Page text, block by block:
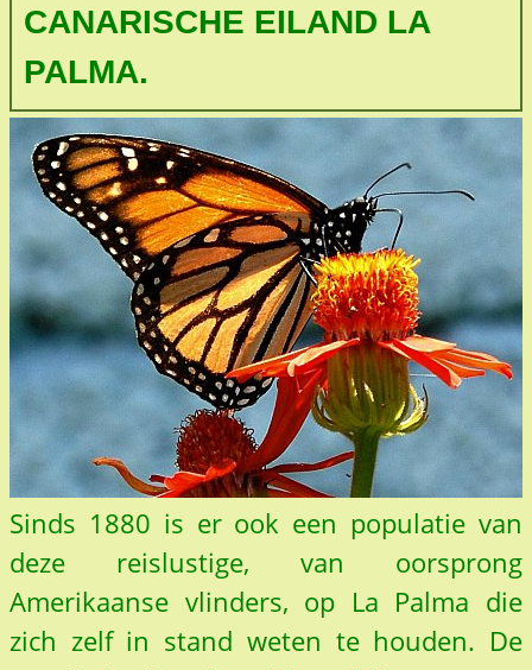
CANARISCHE EILAND LA
PALMA.
Sinds 1880 is er ook een populatie van
deze reislustige, van oorsprong
Amerikaanse vlinders, op La Palma die
zich zelf in stand weten te houden. De